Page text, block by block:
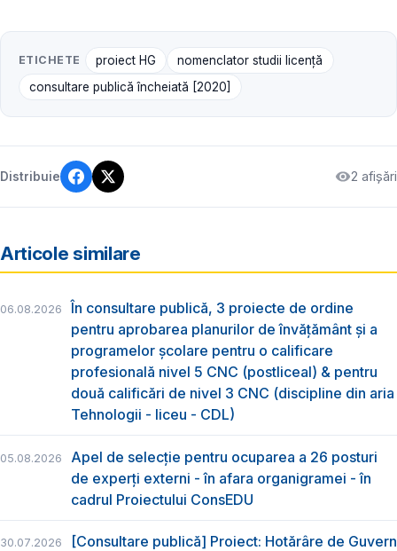
ETICHETE proiect HG
nomenclator studii licență
consultare publică încheiată [2020]
Distribuie 2 afișări
Articole similare
06.08.2026
În consultare publică, 3 proiecte de ordine
pentru aprobarea planurilor de învățământ și a
programelor școlare pentru o calificare
profesională nivel 5 CNC (postliceal) & pentru
două calificări de nivel 3 CNC (discipline din aria
Tehnologii - liceu - CDL)
05.08.2026
Apel de selecție pentru ocuparea a 26 posturi
de experți externi - în afara organigramei - în
cadrul Proiectului ConsEDU
30.07.2026
[Consultare publică] Proiect: Hotărâre de Guvern